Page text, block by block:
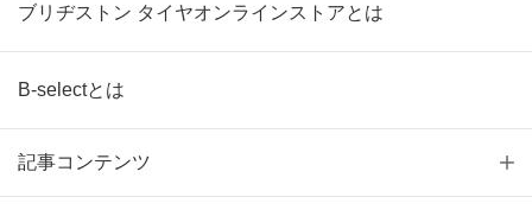
ブリヂストン タイヤオンラインストアとは
B-selectとは
記事コンテンツ